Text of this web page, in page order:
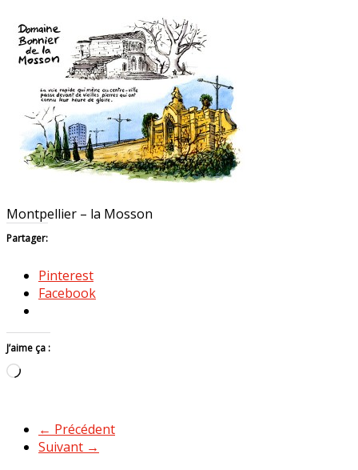
Montpellier – la Mosson
Partager:
Pinterest
Facebook
J’aime ça :
Chargement…
← Précédent
Suivant →